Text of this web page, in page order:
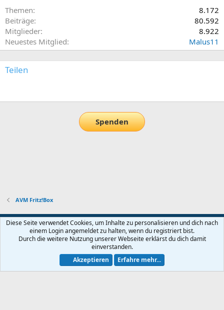
Themen
8.172
Beiträge
80.592
Mitglieder
8.922
Neuestes Mitglied
Malus11
Teilen
Spenden
AVM Fritz!Box
Default-Theme
Nutzungsbedingungen
Datenschutz Hilfe und Impressum Start
Community platform by XenForo® © 2010-2026 XenForo Ltd.
Diese Seite verwendet Cookies, um Inhalte zu personalisieren und dich nach
einem Login angemeldet zu halten, wenn du registriert bist.
Durch die weitere Nutzung unserer Webseite erklärst du dich damit
einverstanden.
Akzeptieren
Erfahre mehr...